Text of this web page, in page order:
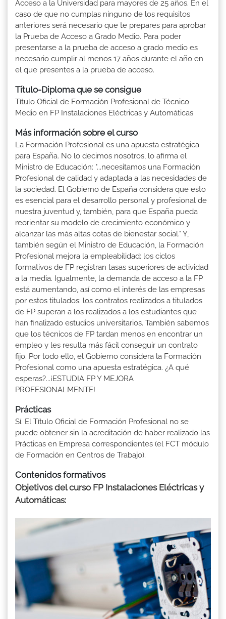
Acceso a la Universidad para mayores de 25 años. En el
caso de que no cumplas ninguno de los requisitos
anteriores será necesario que te prepares para aprobar
la Prueba de Acceso a Grado Medio. Para poder
presentarse a la prueba de acceso a grado medio es
necesario cumplir al menos 17 años durante el año en
el que presentes a la prueba de acceso.
Título-Diploma que se consigue
Título Oficial de Formación Profesional de Técnico
Medio en FP Instalaciones Eléctricas y Automáticas
Más información sobre el curso
La Formación Profesional es una apuesta estratégica
para España. No lo decimos nosotros, lo afirma el
Ministro de Educación: "...necesitamos una Formación
Profesional de calidad y adaptada a las necesidades de
la sociedad. El Gobierno de España considera que esto
es esencial para el desarrollo personal y profesional de
nuestra juventud y, también, para que España pueda
reorientar su modelo de crecimiento económico y
alcanzar las más altas cotas de bienestar social." Y,
también según el Ministro de Educación, la Formación
Profesional mejora la empleabilidad: los ciclos
formativos de FP registran tasas superiores de actividad
a la media. Igualmente, la demanda de acceso a la FP
está aumentando, así como el interés de las empresas
por estos titulados: los contratos realizados a titulados
de FP superan a los realizados a los estudiantes que
han finalizado estudios universitarios. También sabemos
que los técnicos de FP tardan menos en encontrar un
empleo y les resulta más fácil conseguir un contrato
fijo. Por todo ello, el Gobierno considera la Formación
Profesional como una apuesta estratégica. ¿A qué
esperas?...¡ESTUDIA FP Y MEJORA
PROFESIONALMENTE!
Prácticas
Sí. El Título Oficial de Formación Profesional no se
puede obtener sin la acreditación de haber realizado las
Prácticas en Empresa correspondientes (el FCT módulo
de Formación en Centros de Trabajo).
Contenidos formativos
Objetivos del curso FP Instalaciones Eléctricas y
Automáticas: